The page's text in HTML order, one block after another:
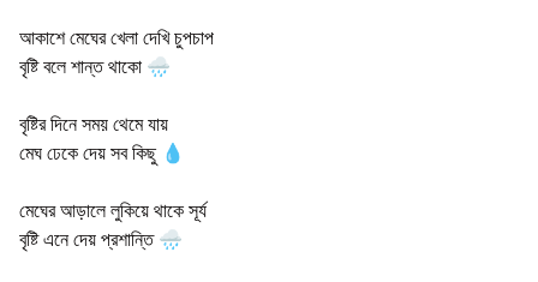
আকাশে মেঘের খেলা দেখি চুপচাপ
বৃষ্টি বলে শান্ত থাকো 🌧️
বৃষ্টির দিনে সময় থেমে যায়
মেঘ ঢেকে দেয় সব কিছু 💧
মেঘের আড়ালে লুকিয়ে থাকে সূর্য
বৃষ্টি এনে দেয় প্রশান্তি 🌧️